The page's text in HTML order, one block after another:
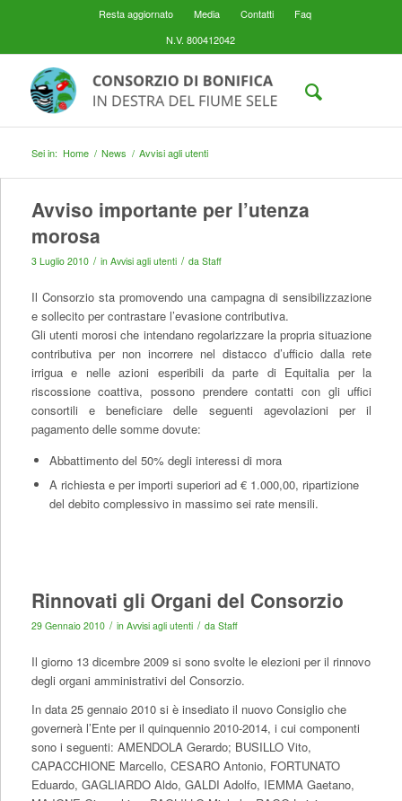
Resta aggiornato Media Contatti
Faq
N.V. 800412042
Sei in: Home / News / Avvisi agli utenti
Avviso importante per l’utenza
morosa
3 Luglio 2010 / in Avvisi agli utenti / da Staff
Il Consorzio sta promovendo una campagna di sensibilizzazione
e sollecito per contrastare l’evasione contributiva.
Gli utenti morosi che intendano regolarizzare la propria situazione
contributiva per non incorrere nel distacco d’ufficio dalla rete
irrigua e nelle azioni esperibili da parte di Equitalia per la
riscossione coattiva, possono prendere contatti con gli uffici
consortili e beneficiare delle seguenti agevolazioni per il
pagamento delle somme dovute:
Abbattimento del 50% degli interessi di mora
A richiesta e per importi superiori ad € 1.000,00, ripartizione
del debito complessivo in massimo sei rate mensili.
Rinnovati gli Organi del Consorzio
29 Gennaio 2010 / in Avvisi agli utenti / da Staff
Il giorno 13 dicembre 2009 si sono svolte le elezioni per il rinnovo
degli organi amministrativi del Consorzio.
In data 25 gennaio 2010 si è insediato il nuovo Consiglio che
governerà l’Ente per il quinquennio 2010-2014, i cui componenti
sono i seguenti: AMENDOLA Gerardo; BUSILLO Vito,
CAPACCHIONE Marcello, CESARO Antonio, FORTUNATO
Eduardo, GAGLIARDO Aldo, GALDI Adolfo, IEMMA Gaetano,